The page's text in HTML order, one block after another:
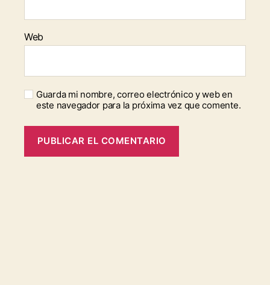
Web
Guarda mi nombre, correo electrónico y web en
este navegador para la próxima vez que comente.